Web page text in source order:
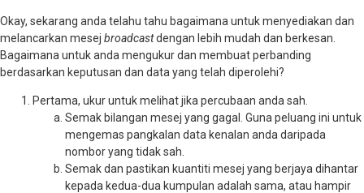
Okay, sekarang anda telahu tahu bagaimana untuk menyediakan dan
melancarkan mesej broadcastdengan lebih mudah dan berkesan.
Bagaimana untuk anda mengukur dan membuat perbanding
berdasarkan keputusan dan data yang telah diperolehi?
Pertama, ukur untuk melihat jika percubaan anda sah.
Semak bilangan mesej yang gagal. Guna peluang ini untuk
mengemas pangkalan data kenalan anda daripada
nombor yang tidak sah.
Semak dan pastikan kuantiti mesej yang berjaya dihantar
kepada kedua-dua kumpulan adalah sama, atau hampir